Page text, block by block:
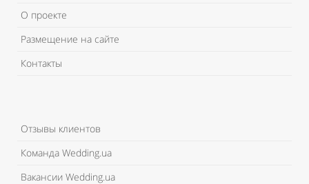
О проекте
Размещение на сайте
Контакты
Отзывы клиентов
Команда Wedding.ua
Вакансии Wedding.ua